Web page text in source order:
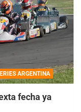
ARGENTINA
fecha ya